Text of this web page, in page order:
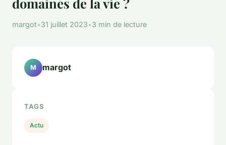
margot•31 juillet 2023•3 min de lecture
M margot
TAGS
Actu